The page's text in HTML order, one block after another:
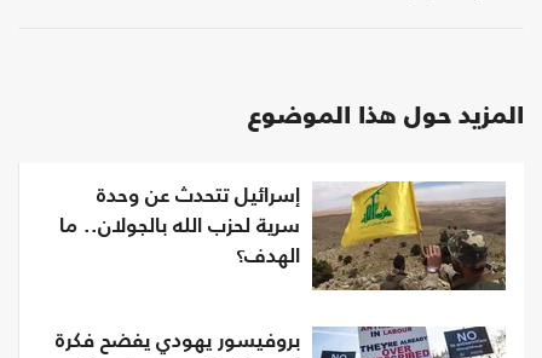
المزيد حول هذا الموضوع
إسرائيل تتحدث عن وحدة
سرية لحزب الله بالجولان.. ما
الهدف؟
بروفيسور يهودي يفضح فكرة